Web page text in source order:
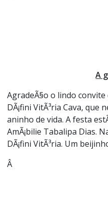
A
AgradeÃ§o o lindo
DÃ¡fini VitÃ³ria Cava,
aninho de vida. A festa
AmÃ¡bilie Tabalipa Dias.
DÃ¡fini VitÃ³ria. Um
Â